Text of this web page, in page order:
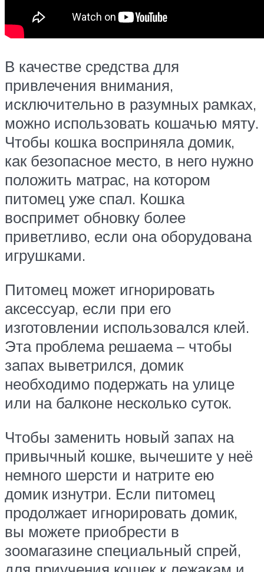
В качестве средства для
привлечения внимания,
исключительно в разумных рамках,
можно использовать кошачью мяту.
Чтобы кошка восприняла домик,
как безопасное место, в него нужно
положить матрас, на котором
питомец уже спал. Кошка
воспримет обновку более
приветливо, если она оборудована
игрушками.
Питомец может игнорировать
аксессуар, если при его
изготовлении использовался клей.
Эта проблема решаема – чтобы
запах выветрился, домик
необходимо подержать на улице
или на балконе несколько суток.
Чтобы заменить новый запах на
привычный кошке, вычешите у неё
немного шерсти и натрите ею
домик изнутри. Если питомец
продолжает игнорировать домик,
вы можете приобрести в
зоомагазине специальный спрей,